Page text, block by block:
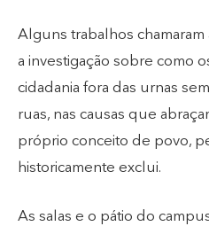
Alguns trabalhos
a investigação sobre como
cidadania fora das urnas
ruas, nas causas que
próprio conceito de povo,
historicamente exclui.
As salas e o pátio do